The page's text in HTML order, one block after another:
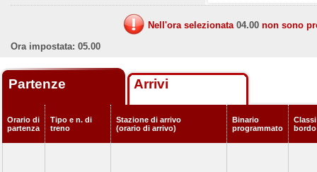
Nell'ora selezionata 04.00 non sono
Ora impostata: 05.00
Partenze Arrivi
Orario di
partenza
Tipo e n. di
treno
Stazione di arrivo
(orario di arrivo)
Binario
programmato
bordo